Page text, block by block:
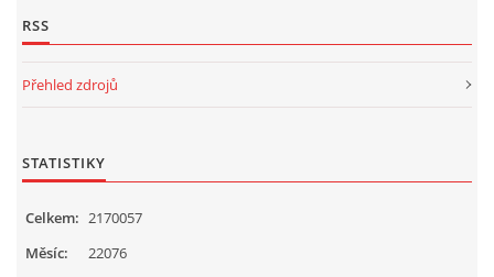
RSS
Přehled zdrojů
STATISTIKY
Celkem: 2170057
Měsíc:
22076